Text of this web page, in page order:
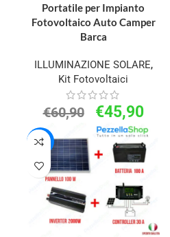
Portatile per Impianto
Fotovoltaico Auto Camper
Barca
ILLUMINAZIONE SOLARE,
Kit Fotovoltaici
€60,90 €45,90
-28%